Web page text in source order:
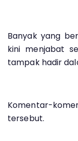
Banyak yang
kini menjabat
tampak hadir
Komentar-
tersebut.